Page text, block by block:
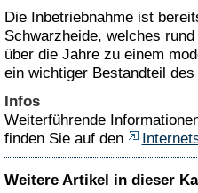
Die Inbetriebnahme ist
Schwarzheide, welches
über die Jahre zu einem
ein wichtiger Bestandteil
Infos
Weiterführende
finden Sie auf den
Weitere Artikel in dieser